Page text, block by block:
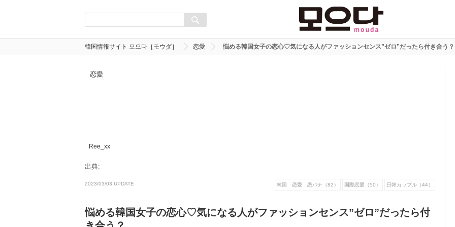
韓国情報サイト 모으다［モウダ］ 恋愛 悩める韓国女子の恋心♡気になる人がファッションセンス”ゼロ”だったら付き合う？
恋愛
Ree_xx
出典:
2023/03/03 UPDATE 韓国 恋愛 恋バナ（82） 国際恋愛（50） 日韓カップル（44）
悩める韓国女子の恋心♡気になる人がファッションセンス”ゼロ”だったら付